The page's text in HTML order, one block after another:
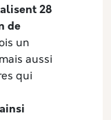
28
de
un
aussi
qui